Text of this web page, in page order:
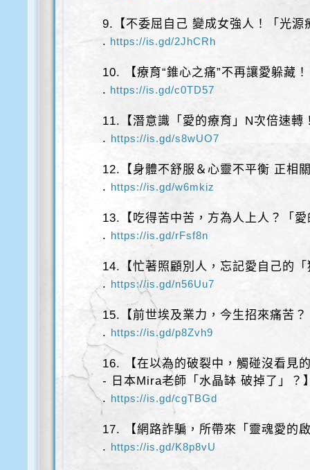
9.【不委屈自己 變成女強人！「光源
. https://is.gd/2JhCRh
10. 【療育“錐心之痛”不再讓愛躲藏
. https://is.gd/c0TD57
11.【潛意識「愛的療育」N次倍速轉
. https://is.gd/s8wUO7
12.【身體不舒服＆心靈不平衡 正相
. https://is.gd/w6mkiz
13.【吃得苦中苦，方為人上人？「
. https://is.gd/rFsf8n
14.【忙著照顧別人，忘記愛自己的
. https://is.gd/n56Uu7
15.【前世埃及業力，今生招來痛苦
. https://is.gd/p8Zvh9
16. 【在以為的破裂中，觸碰沒看見
- 日本Mira老師「水晶缽 破掉了」？
. https://is.gd/cgTBGd
17. 【網路詐騙，所帶來「靈魂愛的
. https://is.gd/K8p8vU